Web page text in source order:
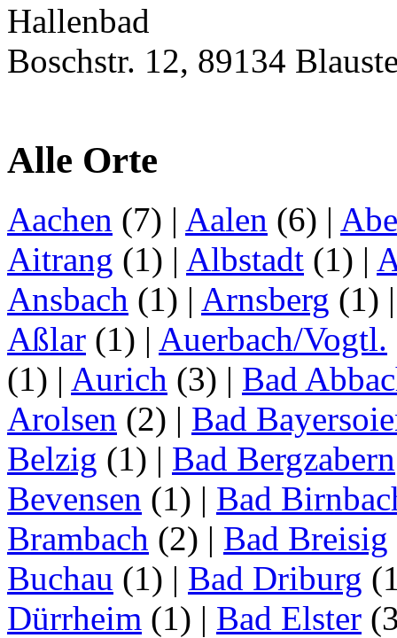
Hallenbad
Boschstr. 12, 89134
Alle Orte
Aachen (7) | Aalen (6) |
Aitrang (1) | Albstadt (1) |
Ansbach (1) | Arnsberg (1)
Aßlar (1) | Auerbach/Vogtl.
(1) | Aurich (3) | Bad
Arolsen (2) | Bad
Belzig (1) | Bad Bergzabern
Bevensen (1) | Bad
Brambach (2) | Bad Breisig
Buchau (1) | Bad Driburg
Dürrheim (1) | Bad Elster